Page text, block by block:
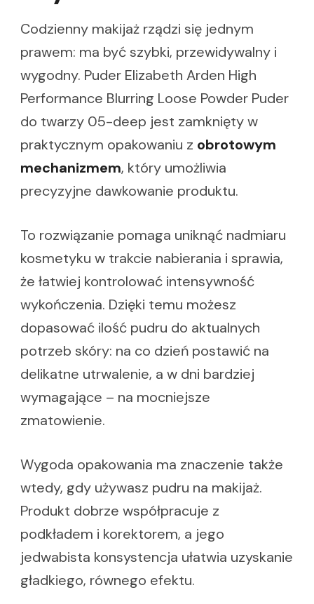
Codzienny makijaż rządzi się jednym
prawem: ma być szybki, przewidywalny i
wygodny. Puder Elizabeth Arden High
Performance Blurring Loose Powder Puder
do twarzy 05-deep jest zamknięty w
praktycznym opakowaniu z obrotowym
mechanizmem, który umożliwia
precyzyjne dawkowanie produktu.
To rozwiązanie pomaga uniknąć nadmiaru
kosmetyku w trakcie nabierania i sprawia,
że łatwiej kontrolować intensywność
wykończenia. Dzięki temu możesz
dopasować ilość pudru do aktualnych
potrzeb skóry: na co dzień postawić na
delikatne utrwalenie, a w dni bardziej
wymagające – na mocniejsze
zmatowienie.
Wygoda opakowania ma znaczenie także
wtedy, gdy używasz pudru na makijaż.
Produkt dobrze współpracuje z
podkładem i korektorem, a jego
jedwabista konsystencja ułatwia uzyskanie
gładkiego, równego efektu.